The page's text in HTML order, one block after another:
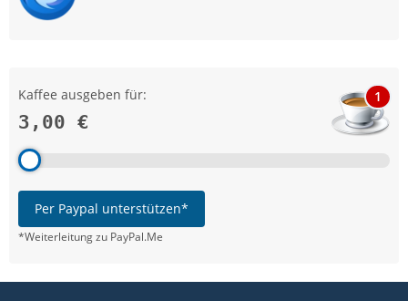
Kaffee ausgeben für:
3,00 €
1
Per Paypal unterstützen*
*Weiterleitung zu PayPal.Me